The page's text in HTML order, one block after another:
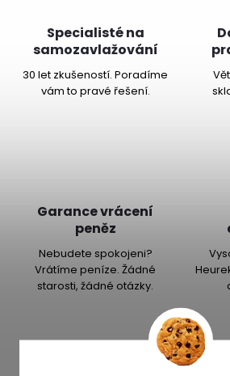
Specialisté na
samozavlažování
30 let zkušeností. Poradíme
vám to pravé řešení.
Garance vrácení
peněz
Nebudete spokojeni?
Vrátíme peníze. Žádné
starosti, žádné otázky.